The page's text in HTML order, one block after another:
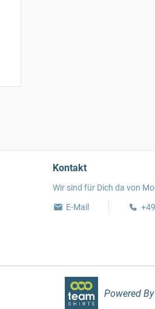
Kontakt
Wir sind für Dich da von
E-Mail
Powered